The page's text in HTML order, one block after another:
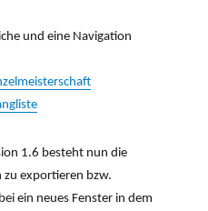
und eine Navigation
1.6 besteht nun die
zu exportieren bzw.
ein neues Fenster in dem